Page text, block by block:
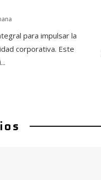
para impulsar la
corporativa. Este